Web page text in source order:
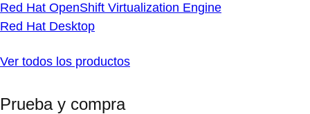
Red Hat OpenShift Virtualization Engine
Red Hat Desktop
Ver todos los productos
Prueba y compra